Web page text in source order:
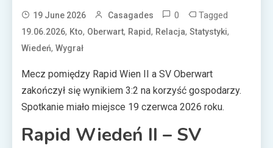
19 June 2026 Casagades 0 Tagged
19.06.2026, Kto, Oberwart, Rapid, Relacja, Statystyki,
Wiedeń, Wygrał
Mecz pomiędzy Rapid Wien II a SV Oberwart
zakończył się wynikiem 3:2 na korzyść gospodarzy.
Spotkanie miało miejsce 19 czerwca 2026 roku.
Rapid Wiedeń II – SV